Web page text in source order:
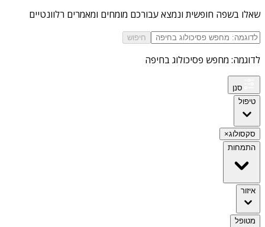
שאלו בשפה חופשית ונמצא עבורכם מומחים ומאמרים רלוונטיים
חיפוש
לדוגמה: מחפש פסיכולוג בחיפה
סנן
טיפול
סקסולוג×
התמחות
איזור
מטופל